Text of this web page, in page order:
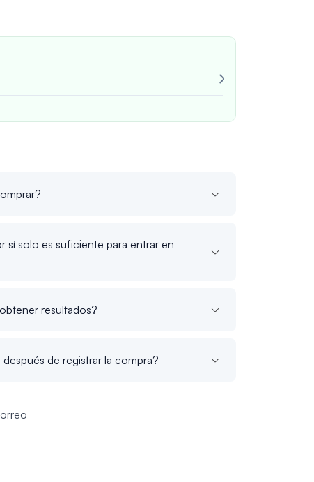
sí solo es suficiente para entrar en
resultados?
de registrar la compra?